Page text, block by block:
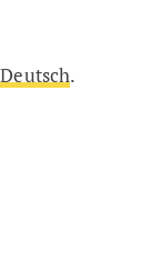
Deutsch.